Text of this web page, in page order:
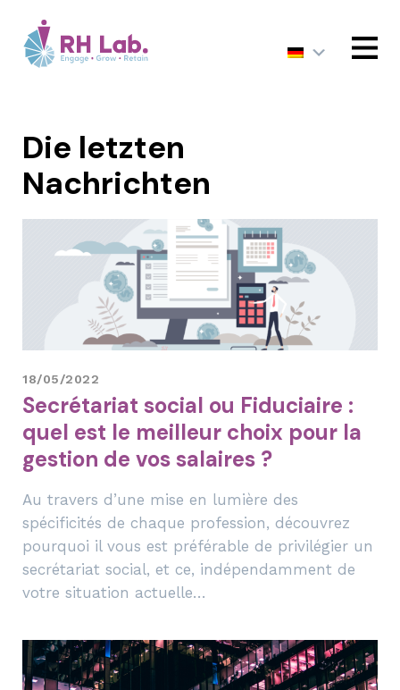
MENU
Die letzten
Nachrichten
18/05/2022
Secrétariat social ou Fiduciaire :
quel est le meilleur choix pour la
gestion de vos salaires ?
Au travers d’une mise en lumière des
spécificités de chaque profession, découvrez
pourquoi il vous est préférable de privilégier un
secrétariat social, et ce, indépendamment de
votre situation actuelle…